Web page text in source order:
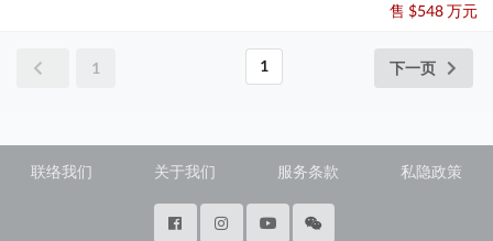
售 $548 万元
1 1 下一页
联络我们 关于我们 服务条款 私隐政策